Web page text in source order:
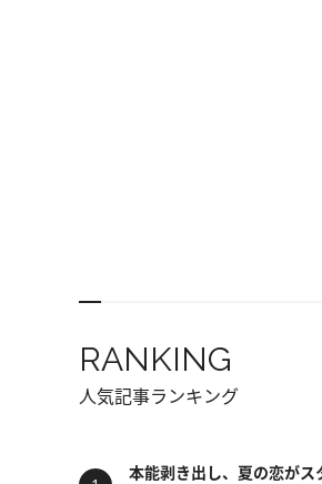
RANKING
人気記事ランキング
本能剥き出し、夏の恋が